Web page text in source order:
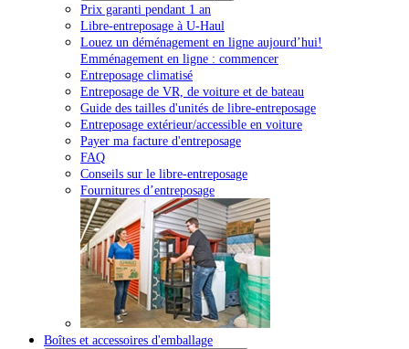
Prix garanti pendant 1 an
Libre-entreposage à U-Haul
Louez un déménagement en ligne aujourd’hui!
Emménagement en ligne : commencer
Entreposage climatisé
Entreposage de VR, de voiture et de bateau
Guide des tailles d'unités de libre-entreposage
Entreposage extérieur/accessible en voiture
Payer ma facture d'entreposage
FAQ
Conseils sur le libre-entreposage
Fournitures d’entreposage
Boîtes et accessoires d'emballage